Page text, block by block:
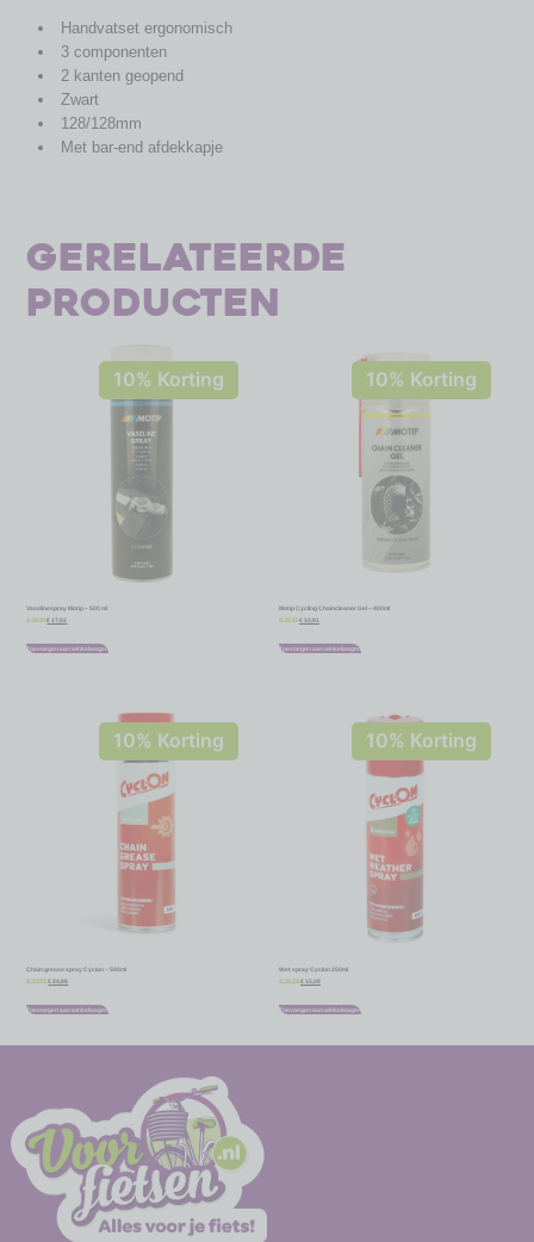
Handvatset ergonomisch
3 componenten
2 kanten geopend
Zwart
128/128mm
Met bar-end afdekkapje
Gerelateerde
producten
10% Korting
Vaselinespray Motip – 500 ml
€ 18,91 € 17,02
Toevoegen aan winkelwagen
10% Korting
Motip Cycling Chaincleaner Gel – 400ml
€ 12,12 € 10,91
Toevoegen aan winkelwagen
10% Korting
Chain grease spray Cyclon – 500ml
€ 27,75 € 24,98
Toevoegen aan winkelwagen
10% Korting
Wet spray Cyclon 250ml
€ 16,75 € 15,08
Toevoegen aan winkelwagen